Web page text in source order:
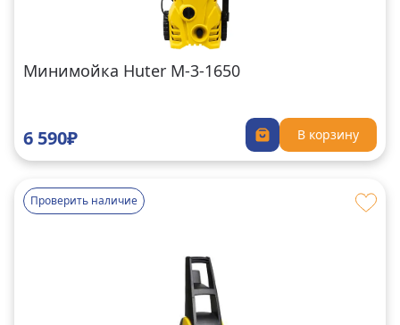
Минимойка Huter M-3-1650
6 590₽ В корзину
Проверить наличие